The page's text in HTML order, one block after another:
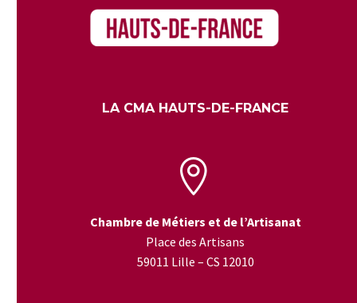
LA CMA HAUTS-DE-FRANCE


Chambre de Métiers et de l’Artisanat
Place des Artisans
59011 Lille – CS 12010